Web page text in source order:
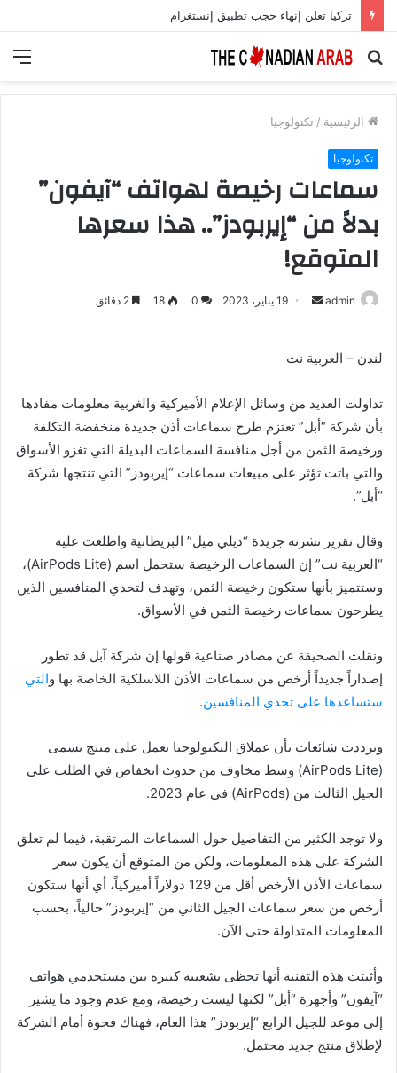
تركيا تعلن إنهاء حجب تطبيق إنستغرام
بحث
الرئيسية / تكنولوجيا
تكنولوجيا
سماعات رخيصة لهواتف “آيفون”
بدلاً من “إيربودز”.. هذا سعرها
المتوقع!
admin
أرسل 19 يناير، 2023 0
18
لندن – العربية نت
تداولت العديد من وسائل الإعلام الأميركية والغربية معلومات مفادها
بأن شركة “أبل” تعتزم طرح سماعات أذن جديدة منخفضة التكلفة
ورخيصة الثمن من أجل منافسة السماعات البديلة التي تغزو الأسواق
والتي باتت تؤثر على مبيعات سماعات “إيربودز” التي تنتجها شركة
“أبل”.
وقال تقرير نشرته جريدة “ديلي ميل” البريطانية واطلعت عليه
“العربية نت” إن السماعات الرخيصة ستحمل اسم (AirPods Lite)،
وستتميز بأنها ستكون رخيصة الثمن، وتهدف لتحدي المنافسين الذين
يطرحون سماعات رخيصة الثمن في الأسواق.
ونقلت الصحيفة عن مصادر صناعية قولها إن شركة آبل قد تطور
إصداراً جديداً أرخص من سماعات الأذن اللاسلكية الخاصة بها والتي
ستساعدها على تحدي المنافسين.
وترددت شائعات بأن عملاق التكنولوجيا يعمل على منتج يسمى
(AirPods Lite) وسط مخاوف من حدوث انخفاض في الطلب على
الجيل الثالث من (AirPods) في عام 2023.
ولا توجد الكثير من التفاصيل حول السماعات المرتقبة، فيما لم تعلق
الشركة على هذه المعلومات، ولكن من المتوقع أن يكون سعر
سماعات الأذن الأرخص أقل من 129 دولاراً أميركياً، أي أنها ستكون
أرخص من سعر سماعات الجيل الثاني من “إيربودز” حالياً، بحسب
المعلومات المتداولة حتى الآن.
وأثبتت هذه التقنية أنها تحظى بشعبية كبيرة بين مستخدمي هواتف
“آيفون” وأجهزة “أبل” لكنها ليست رخيصة، ومع عدم وجود ما يشير
إلى موعد للجيل الرابع “إيربودز” هذا العام، فهناك فجوة أمام الشركة
لإطلاق منتج جديد محتمل.